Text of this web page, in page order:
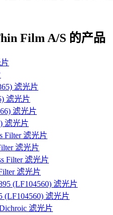
Film A/S 的产品
滤光片
滤光片
滤光片
滤光片
(LF104560) 滤光片